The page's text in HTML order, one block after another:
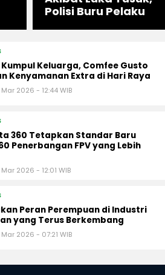
Polisi Buru Pelaku
Keluarga, Comfee Gusto
Kenyamanan Extra di Hari Raya
2026 - 12:44 WIB
360 Tetapkan Standar Baru
Penerbangan FPV yang Lebih
2026 - 12:01 WIB
Peran Perempuan di Industri
yang Terus Berkembang
2026 - 07:21 WIB